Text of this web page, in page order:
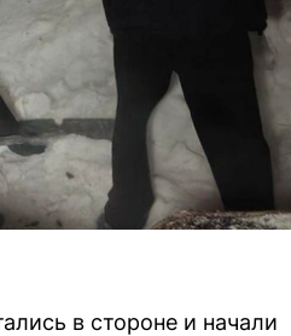
в стороне и начали